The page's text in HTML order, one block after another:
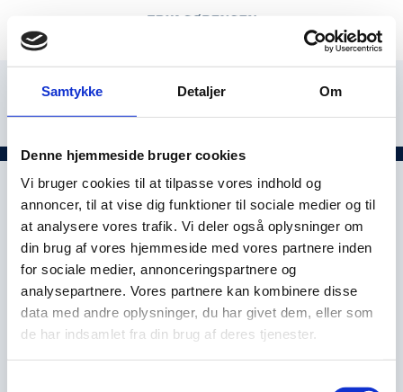
Samtykke Detaljer Om
Denne hjemmeside bruger cookies
Vi bruger cookies til at tilpasse vores indhold og
annoncer, til at vise dig funktioner til sociale medier og til
at analysere vores trafik. Vi deler også oplysninger om
din brug af vores hjemmeside med vores partnere inden
for sociale medier, annonceringspartnere og
analysepartnere. Vores partnere kan kombinere disse
data med andre oplysninger, du har givet dem, eller som
de har indsamlet fra din brug af deres tjenester.